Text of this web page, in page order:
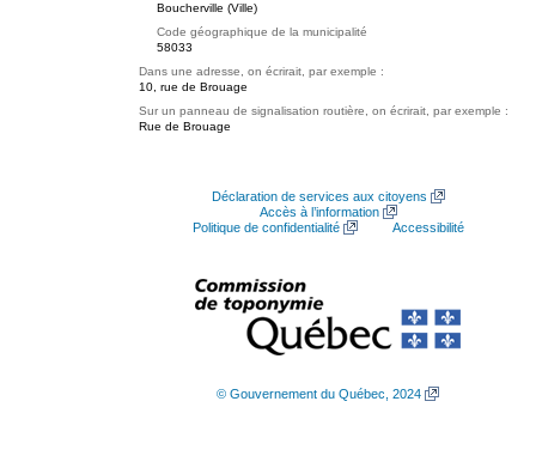
Boucherville (Ville)
Code géographique de la municipalité
58033
Dans une adresse, on écrirait, par exemple :
10, rue de Brouage
Sur un panneau de signalisation routière, on écrirait, par exemple :
Rue de Brouage
Déclaration de services aux citoyens
Accès à l’information
Politique de confidentialité
Accessibilité
© Gouvernement du Québec, 2024